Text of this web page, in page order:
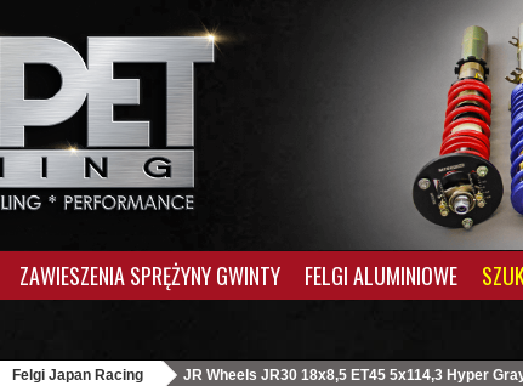
ZAWIESZENIA SPRĘŻYNY GWINTY FELGI ALUMINIOWE
Felgi Japan Racing JR Wheels JR30 18x8,5 ET45 5x114,3 Hyper